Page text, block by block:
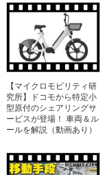
【マイクロモビリティ研
究所】ドコモから特定小
型原付のシェアリングサ
ービスが登場！ 車両＆ル
ールを解説（動画あり）